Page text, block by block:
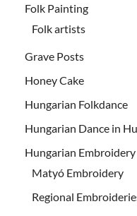
Folk Painting
Folk artists
Grave Posts
Honey Cake
Hungarian Folkdance
Hungarian Dance in
Hungarian Embroidery
Matyó Embroidery
Regional